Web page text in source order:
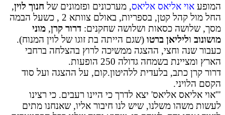
המופע אוי אליאס אליאס, מערכונים ופזמונים של חנוך לוין,
החל מול קהל קטן, בספריות, באולם צוותא 2 , כשעל הבמה
מסך, שלושה כסאות ושלושה שחקנים: דרור קרן, מוני
מושונוב וליליאן ברטו (שגם הייתה בת זוגו של לוין המנוח).
כעבור שנה וחצי, ההצגה ממשיכה לרוץ בהצלחה ברחבי
הארץ ומציינת בשמחה גדולה 250 הופעות.
דרור קרן כתב, בלעדית ללהיטון.קום, על ההצגה ועל סוד
הקסם הלויני.
"'אוי אליאס אליאס' יצא לדרך כי היינו רעבים. כי רצינו
לעשות משהו משלנו, שיש לנו חיבור אליו, שאנחנו מתים